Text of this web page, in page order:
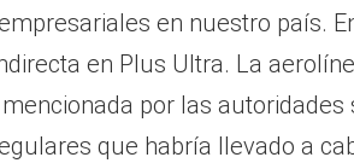
en nuestro país.
en Plus Ultra. La
por las autoridades
que habría llevado a